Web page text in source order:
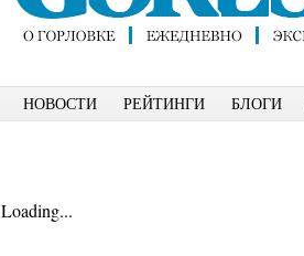
НОВОСТИ РЕЙТИНГИ БЛОГИ
Loading...